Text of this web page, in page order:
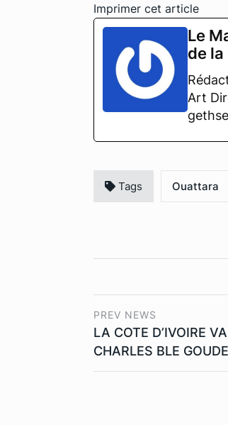
Imprimer cet article
Le
de la
Art
Tags Ouattara
PREV NEWS
LA COTE D’IVOIRE
CHARLES BLE